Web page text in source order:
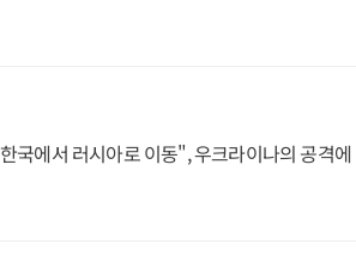
국에서 러시아로 이동", 우크라이나의 공격에